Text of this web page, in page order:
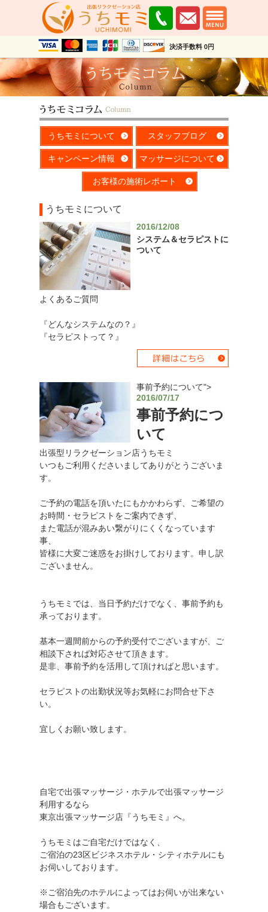
決済手数料 0円
うちモミについて スタッフブログ
キャンペーン情報 マッサージについて
お客様の施術レポート
うちモミについて
2016/12/08
システム＆セラピストに
ついて
よくあるご質問
『どんなシステムなの？』
『セラピストって？』
事前予約について">
2016/07/17
事前予約につ
いて
出張型リラクゼーション店うちモミ
いつもご利用くださいましてありがとうございま
す。
ご予約の電話を頂いたにもかかわらず、ご希望の
お時間・セラピストをご案内できず、
また電話が混みあい繋がりにくくなっています
事、
皆様に大変ご迷惑をお掛けしております。申し訳
ございません。
うちモミでは、当日予約だけでなく、事前予約も
承っております。
基本一週間前からの予約受付でございますが、ご
相談下されば対応させて頂きます。
是非、事前予約を活用して頂ければと思います。
セラピストの出勤状況等お気軽にお問合せ下さ
い。
宜しくお願い致します。
自宅で出張マッサージ・ホテルで出張マッサージ
利用するなら
東京出張マッサージ店『うちモミ』へ。
うちモミはご自宅だけではなく、
ご宿泊の23区ビジネスホテル・シティホテルにも
お伺いしております。
※ご宿泊先のホテルによってはお伺いが出来ない
場合もございます。